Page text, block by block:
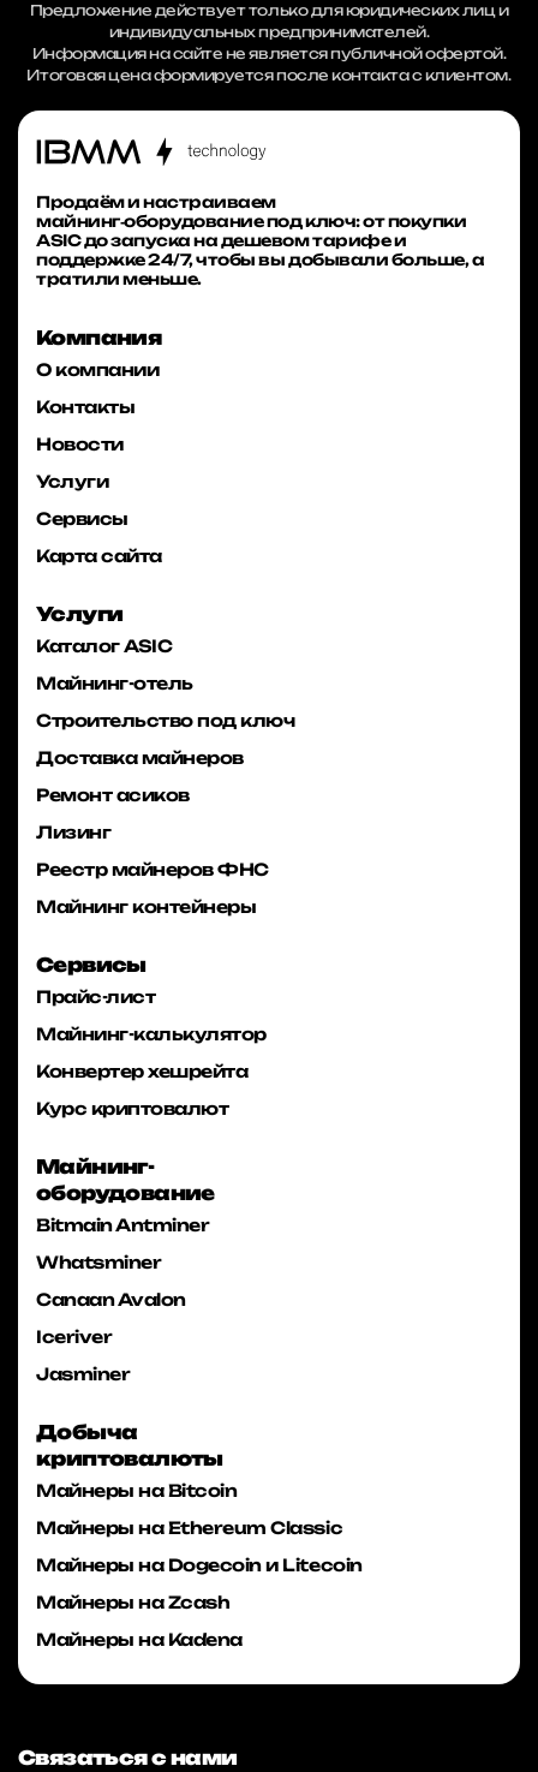
Предложение действует только для юридических лиц и
индивидуальных предпринимателей.
Информация на сайте не является публичной офертой.
Итоговая цена формируется после контакта с клиентом.
Продаём и настраиваем
майнинг‑оборудование под ключ: от покупки
ASIC до запуска на дешевом тарифе и
поддержке 24/7, чтобы вы добывали больше, а
тратили меньше.
Компания
О компании
Контакты
Новости
Услуги
Сервисы
Карта сайта
Услуги
Каталог ASIC
Майнинг-отель
Строительство под ключ
Доставка майнеров
Ремонт асиков
Лизинг
Реестр майнеров ФНС
Майнинг контейнеры
Сервисы
Прайс-лист
Майнинг-калькулятор
Конвертер хешрейта
Курс криптовалют
Майнинг-
оборудование
Bitmain Antminer
Whatsminer
Canaan Avalon
Iceriver
Jasminer
Добыча
криптовалюты
Майнеры на Bitcoin
Майнеры на Ethereum Classic
Майнеры на Dogecoin и Litecoin
Майнеры на Zcash
Майнеры на Kadena
Связаться с нами